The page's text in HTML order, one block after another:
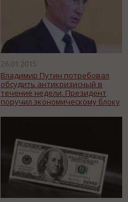
26.01.2015
Владимир Путин потребовал
обсудить антикризисный в
течение недели. Президент
поручил экономическому блоку
депутатами Госдумы.